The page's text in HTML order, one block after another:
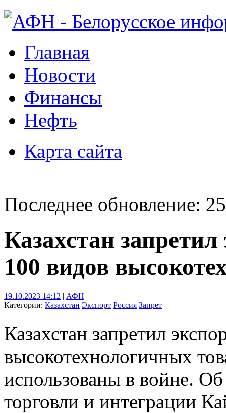
Главная
Новости
Финансы
Нефть
Карта сайта
Последнее обновление:
Казахстан
100 видов
19.10.2023 14:12 | АФН
Категории: Казахстан Экспорт Россия Запрет
Казахстан запретил
высокотехнологичных
использованы в войне.
торговли и интеграции